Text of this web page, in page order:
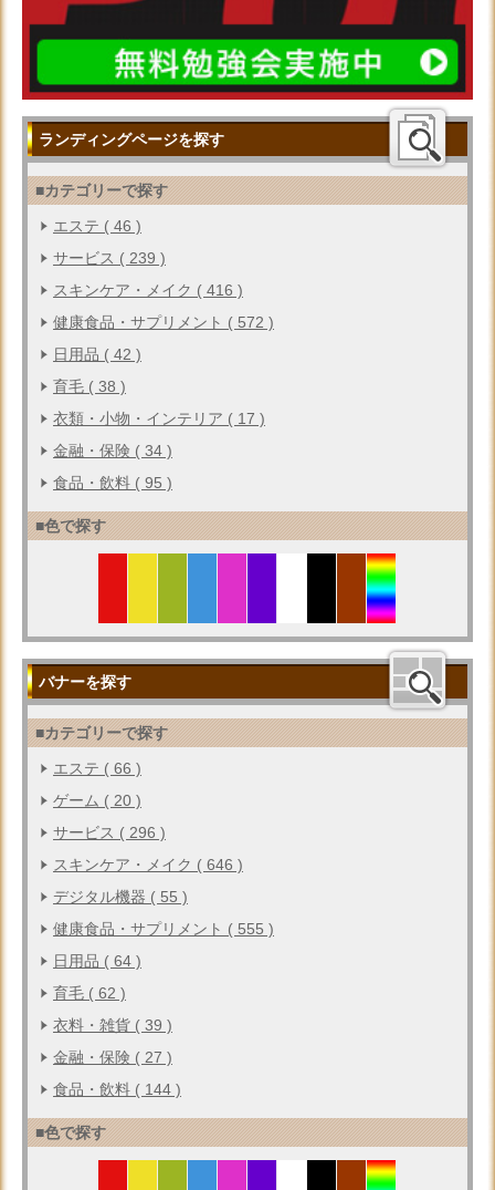
ランディングページを探す
■カテゴリーで探す
エステ ( 46 )
サービス ( 239 )
スキンケア・メイク ( 416 )
健康食品・サプリメント ( 572 )
日用品 ( 42 )
育毛 ( 38 )
衣類・小物・インテリア ( 17 )
金融・保険 ( 34 )
食品・飲料 ( 95 )
■色で探す
バナーを探す
■カテゴリーで探す
エステ ( 66 )
ゲーム ( 20 )
サービス ( 296 )
スキンケア・メイク ( 646 )
デジタル機器 ( 55 )
健康食品・サプリメント ( 555 )
日用品 ( 64 )
育毛 ( 62 )
衣料・雑貨 ( 39 )
金融・保険 ( 27 )
食品・飲料 ( 144 )
■色で探す